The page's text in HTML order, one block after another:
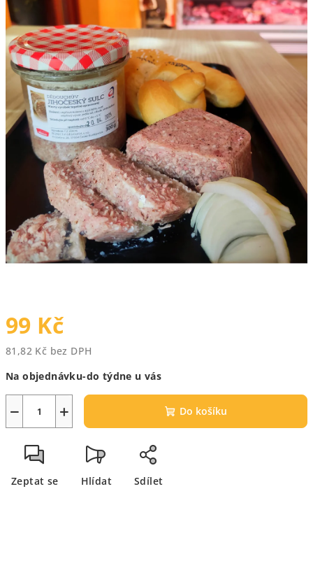
99 Kč
81,82 Kč bez DPH
cena:
Na objednávku-do týdne u vás
+
− Do košíku
Zeptat se Hlídat Sdílet